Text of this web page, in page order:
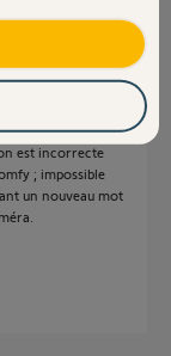
et MAC :
et n'avait pas de
Protect Service
je dois entrer mon
est incorrecte
; impossible
un nouveau mot